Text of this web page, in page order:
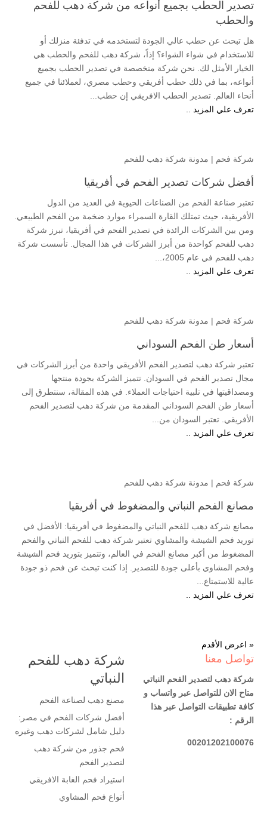
تصدير الحطب بجميع أنواعه من شركة دهب للفحم
والحطب
هل تبحث عن حطب عالي الجودة لتستخدمه في تدفئة منزلك أو
للاستخدام في شواء الشواء؟ إذاً، شركة دهب للفحم والحطب هي
الخيار الأمثل لك. نحن شركة متخصصة في تصدير الحطب بجميع
أنواعه، بما في ذلك حطب أفريقي وحطب مصري، لعملائنا في جميع
أنحاء العالم. تصدير الحطب الافريقي إن حطب...
تعرف علي المزيد ..
شركة فحم | مدونة شركة دهب للفحم
أفضل شركات تصدير الفحم في أفريقيا
تعتبر صناعة الفحم من الصناعات الحيوية في العديد من الدول
الأفريقية، حيث تمتلك القارة السمراء موارد ضخمة من الفحم الطبيعي.
ومن بين الشركات الرائدة في تصدير الفحم في أفريقيا، تبرز شركة
دهب للفحم كواحدة من أبرز الشركات في هذا المجال. تأسست شركة
دهب للفحم في عام 2005،...
تعرف علي المزيد ..
شركة فحم | مدونة شركة دهب للفحم
أسعار طن الفحم السوداني
تعتبر شركة دهب لتصدير الفحم الأفريقي واحدة من أبرز الشركات في
مجال تصدير الفحم في السودان. تتميز الشركة بجودة منتجها
ومصداقيتها في تلبية احتياجات العملاء. في هذه المقالة، سنتطرق إلى
أسعار طن الفحم السوداني المقدمة من شركة دهب لتصدير الفحم
الأفريقي. تعتبر السودان من...
تعرف علي المزيد ..
شركة فحم | مدونة شركة دهب للفحم
مصانع الفحم النباتي والمضغوط في أفريقيا
مصانع شركة دهب للفحم النباتي والمضغوط في أفريقيا: الأفضل في
توريد فحم الشيشة والمشاوي تعتبر شركة دهب للفحم النباتي والفحم
المضغوط من أكبر مصانع الفحم في العالم، وتتميز بتوريد فحم الشيشة
وفحم المشاوي بأعلى جودة للتصدير. إذا كنت تبحث عن فحم ذو جودة
عالية للاستمتاع...
تعرف علي المزيد ..
« اعرض الأقدم
تواصل معنا
شركة دهب لتصدير الفحم النباتي
متاح الان للتواصل عبر واتساب و
كافة تطبيقات التواصل عبر هذا
الرقم :
00201202100076
شركة دهب للفحم
النباتي
مصنع دهب لصناعة الفحم
أفضل شركات الفحم في مصر:
دليل شامل لشركات دهب وغيره
فحم جذور من شركة دهب
لتصدير الفحم
استيراد فحم الغابة الافريقي
أنواع فحم المشاوي